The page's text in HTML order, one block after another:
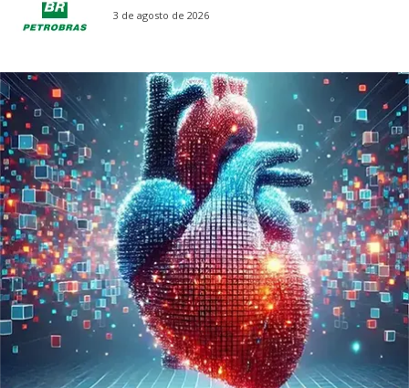
3 de agosto de 2026